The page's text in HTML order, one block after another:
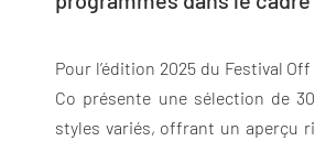
Pour l’édition 2025 du Festival Off
Co présente une sélection de
styles variés, offrant un aperçu